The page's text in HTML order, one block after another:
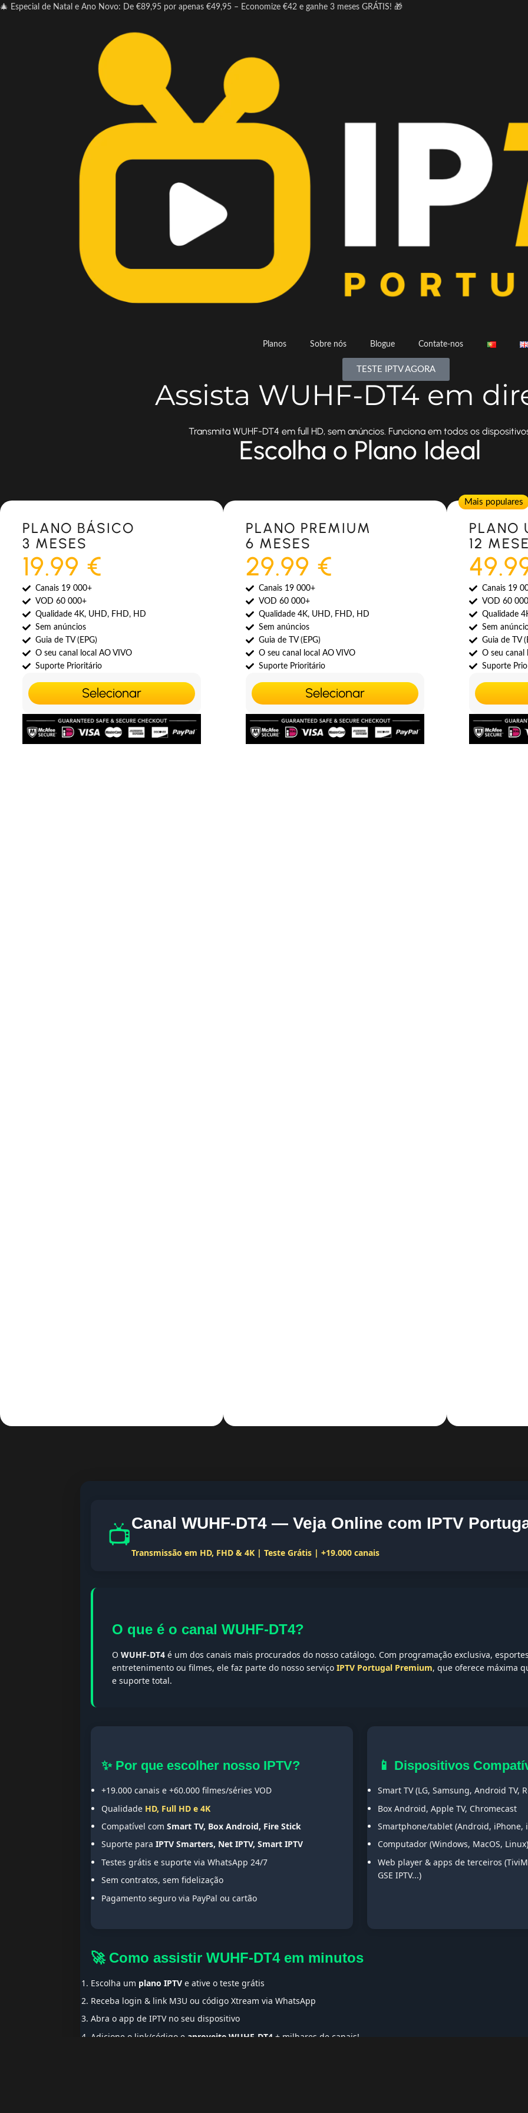
🎄 Especial de Natal e Ano Novo: De €89,95 por apenas €49,95 – Economize €42 e ganhe 3 meses GRÁTIS! 🎁
Planos Sobre nós Blogue Contate-nos
TESTE IPTV AGORA
Assista WUHF-DT4 em
Transmita WUHF-DT4 em full HD, sem anúncios. Funciona em todos os
Escolha o Plano Ideal
Most Popular
PLANO BÁSICO
3 MESES
19.99 €
Canais 19 000+
VOD 60 000+
Qualidade 4K, UHD, FHD, HD
Sem anúncios
Guia de TV (EPG)
O seu canal local AO VIVO
Suporte Prioritário
Selecionar
Most Popular
PLANO PREMIUM
6 MESES
29.99 €
Canais 19 000+
VOD 60 000+
Qualidade 4K, UHD, FHD, HD
Sem anúncios
Guia de TV (EPG)
O seu canal local AO VIVO
Suporte Prioritário
Selecionar
Mais populares
PLANO
12
Canais 19
VOD 60
Qualidade
Sem
Guia de TV
O seu canal
Suporte
📺Canal WUHF-DT4 — Veja Online com IPTV
Transmissão em HD, FHD & 4K | Teste Grátis | +19.000 canais
O que é o canal WUHF-DT4?
O WUHF-DT4 é um dos canais mais procurados do nosso catálogo. Com programação exclusiva,
entretenimento ou filmes, ele faz parte do nosso serviço IPTV Portugal Premium, que oferece máxima
e suporte total.
✨ Por que escolher nosso IPTV?
+19.000 canais e +60.000 filmes/séries VOD
Qualidade HD, Full HD e 4K
Compatível com Smart TV, Box Android, Fire Stick
Suporte para IPTV Smarters, Net IPTV, Smart IPTV
Testes grátis e suporte via WhatsApp 24/7
Sem contratos, sem fidelização
Pagamento seguro via PayPal ou cartão
📱 Dispositivos
Smart TV (LG, Samsung, Android TV,
Box Android, Apple TV, Chromecast
Smartphone/tablet (Android, iPhone,
Computador (Windows, MacOS, Linux)
Web player & apps de terceiros
GSE IPTV...)
🚀 Como assistir WUHF-DT4 em minutos
Escolha um plano IPTV e ative o teste grátis
Receba login & link M3U ou código Xtream via WhatsApp
Abra o app de IPTV no seu dispositivo
Adicione o link/código e aproveite WUHF-DT4 + milhares de canais!